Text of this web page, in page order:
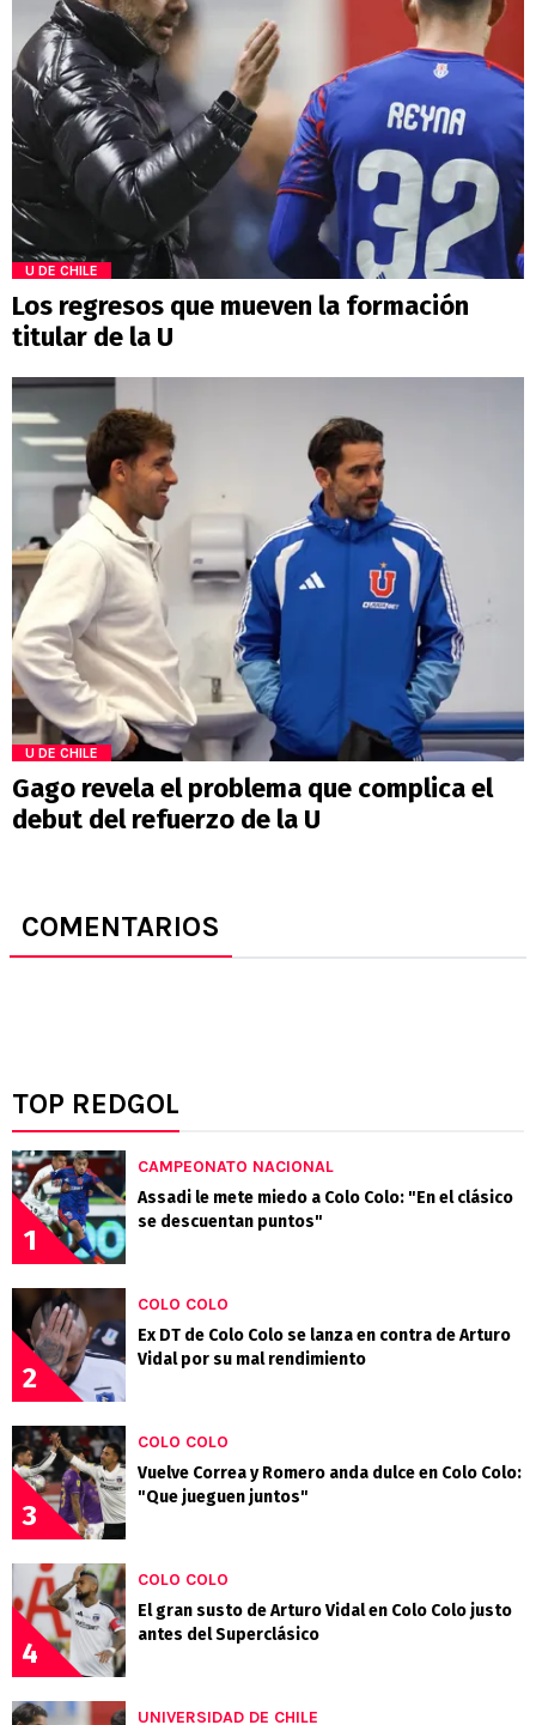
U DE CHILE
Los regresos que mueven la formación
titular de la U
U DE CHILE
Gago revela el problema que complica el
debut del refuerzo de la U
COMENTARIOS
TOP REDGOL
1
CAMPEONATO NACIONAL
Assadi le mete miedo a Colo Colo: "En el clásico
se descuentan puntos"
2
COLO COLO
Ex DT de Colo Colo se lanza en contra de Arturo
Vidal por su mal rendimiento
3
COLO COLO
Vuelve Correa y Romero anda dulce en Colo Colo:
"Que jueguen juntos"
4
COLO COLO
El gran susto de Arturo Vidal en Colo Colo justo
antes del Superclásico
UNIVERSIDAD DE CHILE